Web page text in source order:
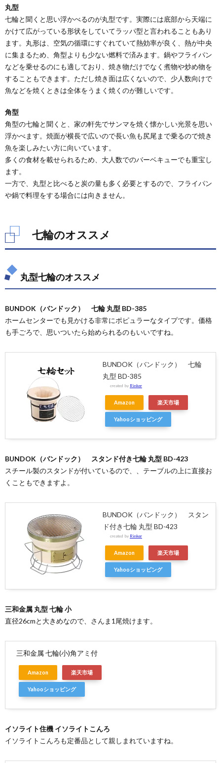
丸型
七輪と聞くと思い浮かべるのが丸型です。実際には底部から天端に
かけて広がっている形状をしていてラッパ型と言われることもあり
ます。丸形は、空気の循環にすぐれていて熱効率が良く、熱が中央
に集まるため、角型よりも少ない燃料で済みます。鍋やフライパン
などを乗せるのにも適しており、焼き物だけでなく煮物や炒め物を
することもできます。ただし焼き面は広くないので、少人数向けで
魚などを焼くときは全体をうまく焼くのが難しいです。
角型
角型の七輪と聞くと、家の軒先でサンマを焼く懐かしい光景を思い
浮かべます。焼面が横長で広いので長い魚も尻尾まで乗るので焼き
魚を楽しみたい方に向いています。
多くの食材を載せられるため、大人数でのバーベキューでも重宝し
ます。
一方で、丸型と比べると炭の量も多く必要とするので、フライパン
や鍋で料理をする場合には向きません。
七輪のオススメ
丸型七輪のオススメ
BUNDOK（バンドック） 七輪 丸型 BD-385
ホームセンターでも見かける非常にポピュラーなタイプです。価格
も手ごろで、思いついたら始められるのもいいですね。
BUNDOK（バンドック） 七輪
丸型 BD-385
created by Rinker
Amazon 楽天市場
Yahooショッピング
BUNDOK（バンドック） スタンド付き七輪 丸型 BD-423
スチール製のスタンドが付いているので、、テーブルの上に直接お
くこともできますよ。
BUNDOK（バンドック） スタン
ド付き七輪 丸型 BD-423
created by Rinker
Amazon 楽天市場
Yahooショッピング
三和金属 丸型 七輪 小
直径26cmと大きめなので、さんま1尾焼けます。
三和金属 七輪(小)角アミ付
Amazon 楽天市場
Yahooショッピング
イソライト住機 イソライトこんろ
イソライトこんろも定番品として親しまれていますね。